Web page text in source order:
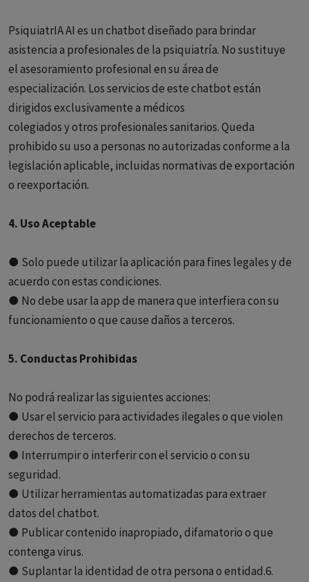
PsiquiatrIA AI es un chatbot diseñado para brindar
asistencia a profesionales de la psiquiatría. No sustituye
el asesoramiento profesional en su área de
especialización. Los servicios de este chatbot están
dirigidos exclusivamente a médicos
colegiados y otros profesionales sanitarios. Queda
prohibido su uso a personas no autorizadas conforme a la
legislación aplicable, incluidas normativas de exportación
o reexportación.
4. Uso Aceptable
● Solo puede utilizar la aplicación para fines legales y de
acuerdo con estas condiciones.
● No debe usar la app de manera que interfiera con su
funcionamiento o que cause daños a terceros.
5. Conductas Prohibidas
No podrá realizar las siguientes acciones:
● Usar el servicio para actividades ilegales o que violen
derechos de terceros.
● Interrumpir o interferir con el servicio o con su
seguridad.
● Utilizar herramientas automatizadas para extraer
datos del chatbot.
● Publicar contenido inapropiado, difamatorio o que
contenga virus.
● Suplantar la identidad de otra persona o entidad.6.